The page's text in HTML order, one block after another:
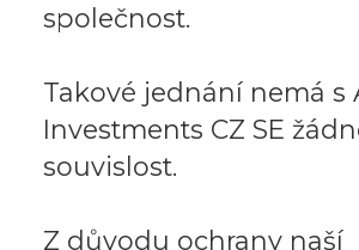
společnost.
Takové jednání nemá s
Investments CZ SE
souvislost.
Z důvodu ochrany naší